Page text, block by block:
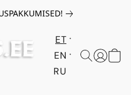
ET
EN
RU